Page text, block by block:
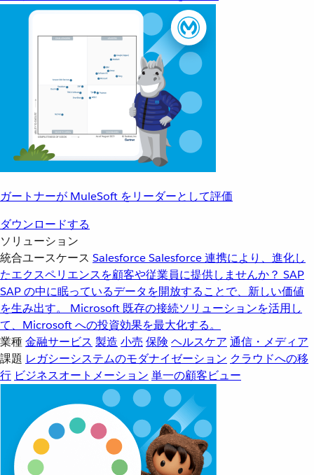
ガートナーが MuleSoft をリーダーとして評価
ダウンロードする
ソリューション
統合ユースケース SalesforceSalesforce 連携により、進化し
たエクスペリエンスを顧客や従業員に提供しませんか？ SAP
SAP の中に眠っているデータを開放することで、新しい価値
を生み出す。
Microsoft 既存の接続ソリューションを活用し
て、Microsoft への投資効果を最大化する。
業種金融サービス 製造 小売 保険 ヘルスケア 通信・メディア
課題 レガシーシステムのモダナイゼーション クラウドへの移
行 ビジネスオートメーション 単一の顧客ビュー